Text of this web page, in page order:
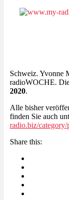
Schweiz. Yvonne
radioWOCHE.
2020.
Alle bisher
finden Sie auch
radio.biz/
Share this: